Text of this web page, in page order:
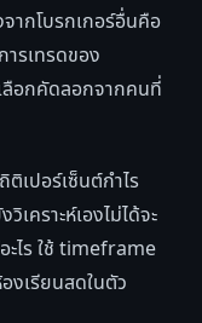
ากโบรกเกอร์อื่นคือ
รเทรดของ
อกคัดลอกจากคนที่
เปอร์เซ็นต์กำไร
เคราะห์เองไม่ได้จะ
ะไร ใช้ timeframe
งเรียนสดในตัว